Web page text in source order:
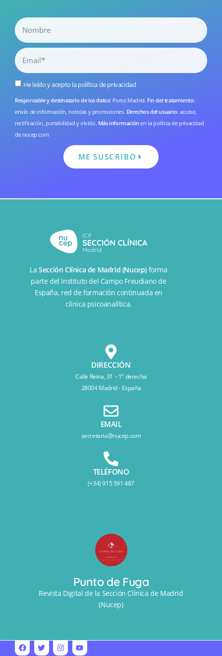
He leído y acepto lapolítica de privacidad
Responsable y destinatario de los datos: Poros Madrid. Fin del tratamiento:
envío de información, noticias y promociones. Derechos del usuario: acceso,
rectificación, portabilidad y olvido. Más información en la política de privacidad
de nucep.com
ME SUSCRIBO
LaSección Clínica de Madrid (Nucep) forma
parte del Instituto del Campo Freudiano de
España, red de formación continuada en
clínica psicoanalítica.
DIRECCIÓN
Calle Reina, 31 – 1º derecha
28004 Madrid - España
EMAIL
secretaria@nucep.com
TELÉFONO
(+34) 915 591 487
Punto de Fuga
Revista Digital de la Sección Clínica de Madrid
(Nucep)